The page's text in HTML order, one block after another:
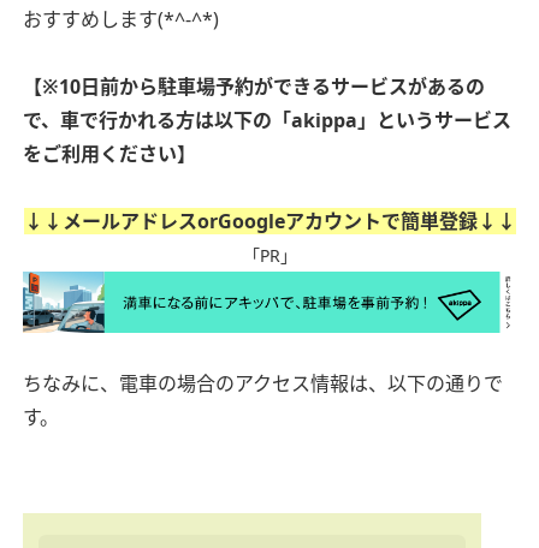
おすすめします(*^-^*)
【※10日前から駐車場予約ができるサービスがあるの
で、車で行かれる方は以下の「akippa」というサービス
をご利用ください】
↓↓メールアドレスorGoogleアカウントで簡単登録↓↓
「PR」
ちなみに、電車の場合のアクセス情報は、以下の通りで
す。